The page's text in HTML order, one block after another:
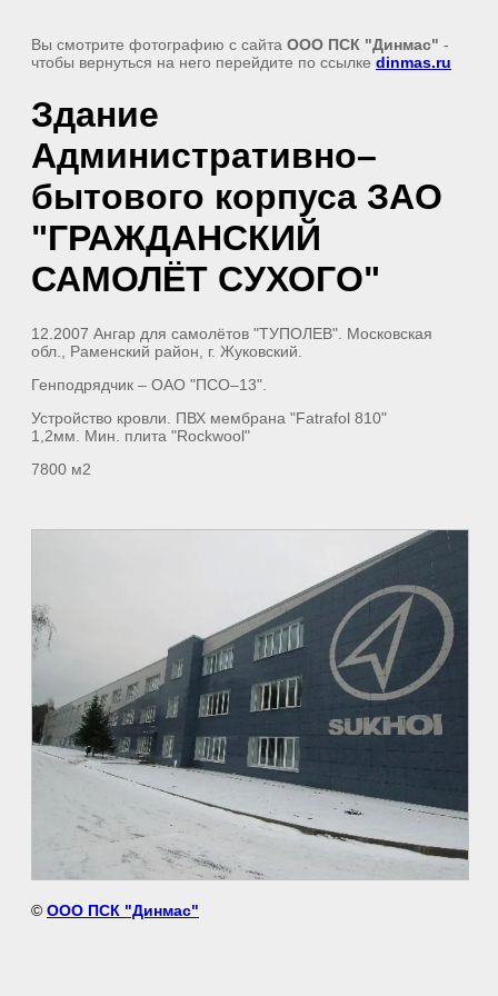
Вы смотрите фотографию с сайта ООО ПСК "Динмас" -
чтобы вернуться на него перейдите по ссылке dinmas.ru
Здание
Административно–
бытового корпуса ЗАО
"ГРАЖДАНСКИЙ
САМОЛЁТ СУХОГО"
12.2007 Ангар для самолётов "ТУПОЛЕВ". Московская
обл., Раменский район, г. Жуковский.
Генподрядчик – ОАО "ПСО–13".
Устройство кровли. ПВХ мембрана "Fatrafol 810"
1,2мм. Мин. плита "Rockwool"
7800 м2
© ООО ПСК "Динмас"